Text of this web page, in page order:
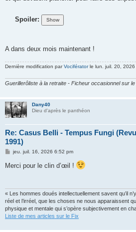
Spoiler:
A dans deux mois maintenant !
Dernière modification parVocifératorle lun. juil. 20, 2026
Guerillerôliste à la retraite - Ficheur occasionnel sur
Dany40
Dieu d'après le panthéon
Re: Casus Belli - Tempus Fungi
1991)
M
s
jeu. juil. 16, 2026 6:52 pm
Merci pour le clin d’œil !
« Les hommes doués intellectuellement savent qu’il
réel et l’irréel, que les choses ne nous apparaissent
physique et mentale qui s’opère subjectivement en
Liste de mes articles sur le Fix